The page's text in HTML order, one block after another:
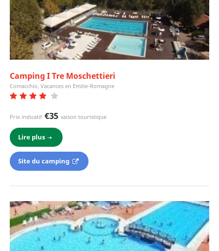
Camping I Tre Moschettieri
Comacchio, Vacances en Emilie-Romagne
Prix indicatif €35 saison touristique
Lire plus
Site du camping